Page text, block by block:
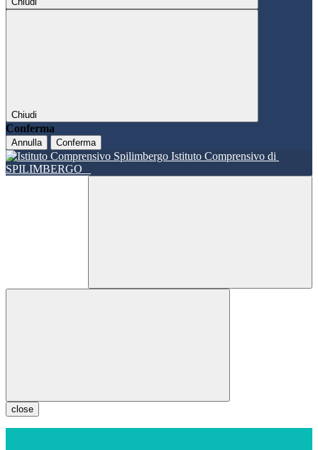
Chiudi
Conferma
Annulla Conferma
Istituto Comprensivo di
SPILIMBERGO
close